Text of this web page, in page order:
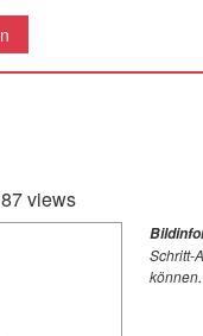
87 views
Schritt-
können.